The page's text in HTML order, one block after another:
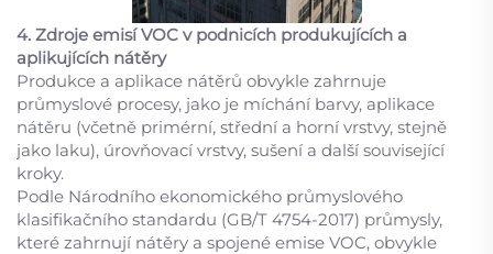
4. Zdroje emisí VOC v podnicích produkujících a
aplikujících nátěry
Produkce a aplikace nátěrů obvykle zahrnuje
průmyslové procesy, jako je míchání barvy, aplikace
nátěru (včetně primérní, střední a horní vrstvy, stejně
jako laku), úrovňovací vrstvy, sušení a další související
kroky.
Podle Národního ekonomického průmyslového
klasifikačního standardu (GB/T 4754-2017) průmysly,
které zahrnují nátěry a spojené emise VOC, obvykle